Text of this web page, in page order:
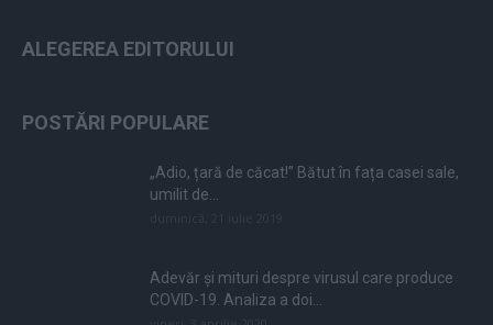
ALEGEREA EDITORULUI
POSTĂRI POPULARE
„Adio, țară de căcat!” Bătut în fața casei sale,
umilit de...
Adevăr și mituri despre virusul care produce
COVID-19. Analiza a doi...